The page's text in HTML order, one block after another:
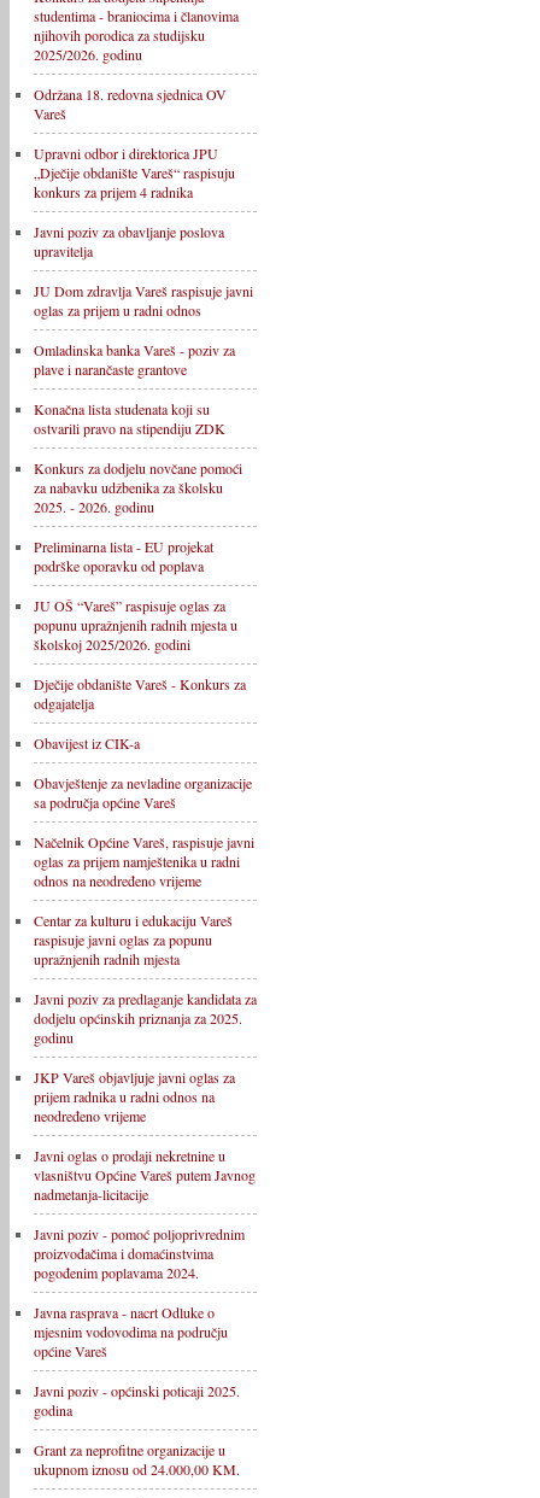
studentima - braniocima i članovima
njihovih porodica za studijsku
2025/2026. godinu
Održana 18. redovna sjednica OV
Vareš
Upravni odbor i direktorica JPU
„Dječije obdanište Vareš“ raspisuju
konkurs za prijem 4 radnika
Javni poziv za obavljanje poslova
upravitelja
JU Dom zdravlja Vareš raspisuje javni
oglas za prijem u radni odnos
Omladinska banka Vareš - poziv za
plave i narančaste grantove
Konačna lista studenata koji su
ostvarili pravo na stipendiju ZDK
Konkurs za dodjelu novčane pomoći
za nabavku udžbenika za školsku
2025. - 2026. godinu
Preliminarna lista - EU projekat
podrške oporavku od poplava
JU OŠ “Vareš” raspisuje oglas za
popunu upražnjenih radnih mjesta u
školskoj 2025/2026. godini
Dječije obdanište Vareš - Konkurs za
odgajatelja
Obavijest iz CIK-a
Obavještenje za nevladine organizacije
sa područja općine Vareš
Načelnik Općine Vareš, raspisuje javni
oglas za prijem namještenika u radni
odnos na neodređeno vrijeme
Centar za kulturu i edukaciju Vareš
raspisuje javni oglas za popunu
upražnjenih radnih mjesta
Javni poziv za predlaganje kandidata za
dodjelu općinskih priznanja za 2025.
godinu
JKP Vareš objavljuje javni oglas za
prijem radnika u radni odnos na
neodređeno vrijeme
Javni oglas o prodaji nekretnine u
vlasništvu Općine Vareš putem Javnog
nadmetanja-licitacije
Javni poziv - pomoć poljoprivrednim
proizvođačima i domaćinstvima
pogođenim poplavama 2024.
Javna rasprava - nacrt Odluke o
mjesnim vodovodima na području
općine Vareš
Javni poziv - općinski poticaji 2025.
godina
Grant za neprofitne organizacije u
ukupnom iznosu od 24.000,00 KM.